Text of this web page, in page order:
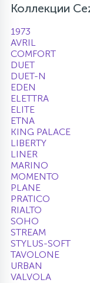
Душевые
Душевые системы
Коллекции
1973
AVRIL
COMFORT
DUET
DUET-N
EDEN
ELETTRA
ELITE
ETNA
KING PALACE
LIBERTY
LINER
MARINO
MOMENTO
PLANE
PRATICO
RIALTO
SOHO
STREAM
STYLUS-SOFT
TAVOLONE
URBAN
VALVOLA